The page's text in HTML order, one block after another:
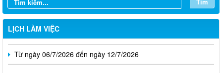
LỊCH LÀM VIỆC
Từ ngày 20/7/2026 đến ngày 26/7/2026
Từ ngày 13/7/2026 đến ngày 18/7/2026
Từ ngày 06/7/2026 đến ngày 12/7/2026